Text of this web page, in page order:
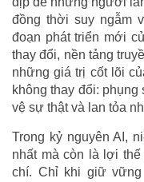
đồng thời suy ngẫm
đoạn phát triển mới
thay đổi, nền tảng
những giá trị cốt lõi
không thay đổi:
vệ sự thật và lan tỏa
Trong kỷ nguyên AI,
nhất mà còn là lợi
chí. Chỉ khi giữ